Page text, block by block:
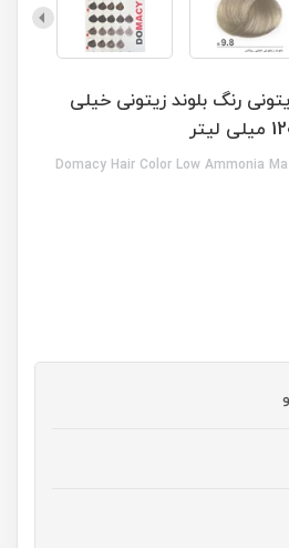
رنگ بلوند زیتونی خیلی
Domacy Hair Color Low Ammonia